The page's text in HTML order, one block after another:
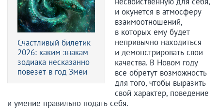
Счастливый билетик
2026: каким знакам
зодиака несказанно
повезет в год Змеи
и окунется в атмосферу
взаимоотношений,
в которых ему будет
непривычно находиться
и демонстрировать свои
качества. В Новом году
все обретут возможность
для того, чтобы выразить
свой характер, поведение
и умение правильно подать себя.